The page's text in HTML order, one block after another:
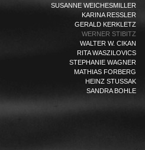
SUSANNE WEICHESMILLER
KARINA RESSLER
GERALD KERKLETZ
WERNER STIBITZ
WALTER W. CIKAN
RITA WASZILOVICS
STEPHANIE WAGNER
MATHIAS FORBERG
HEINZ STUSSAK
SANDRA BOHLE